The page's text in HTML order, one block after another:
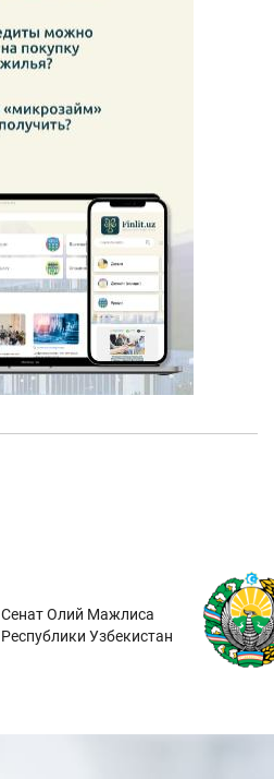
Сенат Олий Мажлиса
Республики Узбекистан